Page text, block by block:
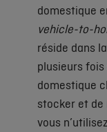
domestique
vehicle-to-
réside dans
plusieurs
domestique
stocker et de
vous